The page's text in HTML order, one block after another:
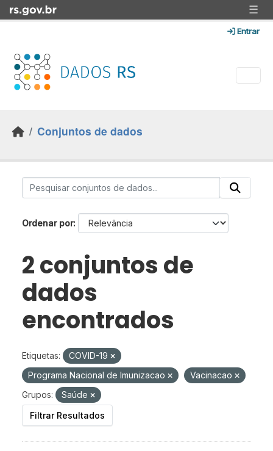
Skip to main content ☰
Entrar
Conjuntos de dados
Ordenar por
2 conjuntos de
dados
encontrados
Etiquetas:
COVID-19
Programa Nacional de Imunizacao
Vacinacao
Grupos:
Saúde
Filtrar Resultados